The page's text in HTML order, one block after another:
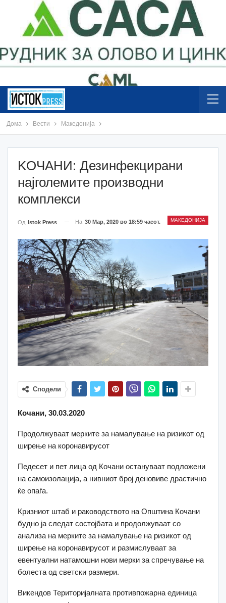
Дома Вести Македонија
KOЧАНИ: Дезинфекцирани
најголемите производни
комплекси
МАКЕДОНИЈА
Од Istok Press На 30 Мар, 2020 во 18:59 часот.
Сподели
Кочани, 30.03.2020
Продолжуваат мерките за намалување на ризикот од
ширење на коронавирусот
Педесет и пет лица од Кочани остануваат подложени
на самоизолација, а нивниот број деновиве драстично
ќе опаѓа.
Кризниот штаб и раководството на Општина Кочани
будно ја следат состојбата и продолжуваат со
анализа на мерките за намалување на ризикот од
ширење на коронавирусот и размислуваат за
евентуални натамошни нови мерки за спречување на
болеста од светски размери.
Викендов Територијалната противпожарна единица